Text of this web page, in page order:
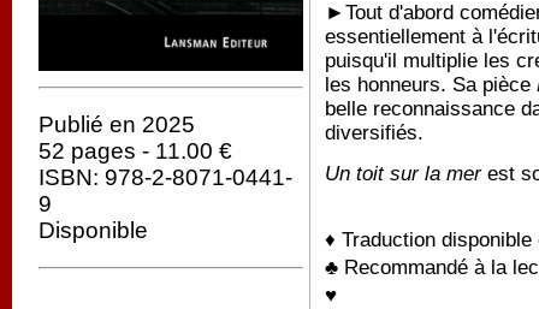
Publié en 2025
52 pages - 11.00 €
ISBN: 978-2-8071-0441-
9
Disponible
►Tout d'abord
essentiellement à
puisqu'il multiplie les
les honneurs. Sa pièce
belle reconnaissance
diversifiés.
Un toit sur la merest
♦ Traduction
♣ Recommandé à la
♥